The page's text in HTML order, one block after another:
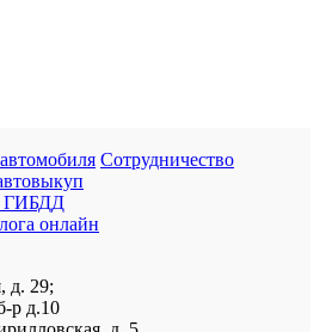
Сотрудничество
ГИБДД
онлайн
д. 29;
р д.10